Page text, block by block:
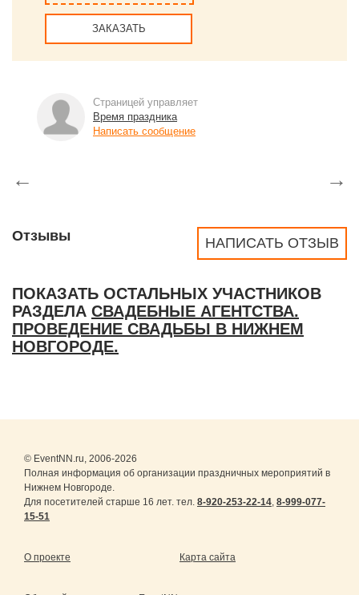
ЗАКАЗАТЬ
Страницей управляет
Время праздника
Написать сообщение
← →
НАПИСАТЬ ОТЗЫВ
Отзывы
ПОКАЗАТЬ ОСТАЛЬНЫХ УЧАСТНИКОВ
РАЗДЕЛА СВАДЕБНЫЕ АГЕНТСТВА.
ПРОВЕДЕНИЕ СВАДЬБЫ В НИЖНЕМ
НОВГОРОДЕ.
© EventNN.ru, 2006-2026
Полная информация об организации праздничных мероприятий в
Нижнем Новгороде.
Для посетителей старше 16 лет. тел. 8-920-253-22-14, 8-999-077-
15-51
О проекте Карта сайта